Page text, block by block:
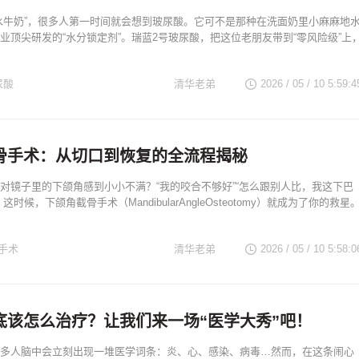
牛奶”，很多人第一时间就会想到玻尿酸。它可不是那种在洗面奶里小麻麻地
顶尖研发的“水分锁定剂”。瑞蓝2号玻尿酸，把这位老朋友带到“零风险级”上
酸 2026 / 05 / 10
清华老弟
手术：从切口到恢复的全流程揭秘
镜子里的下颌角感到小小不满？“我的咬合不够好”“怎么跟别人比，我这下巴
这时候，下颌角截骨手术（MandibularAngleOsteotomy）就成为了你的救星
术 2026 / 05 / 10
清华老弟
该怎么治疗？让我们来一场“医学大秀”吧！
人脑中会立刻出现一堆医学词条：炎、心、感染、病毒…然而，在这条闹心